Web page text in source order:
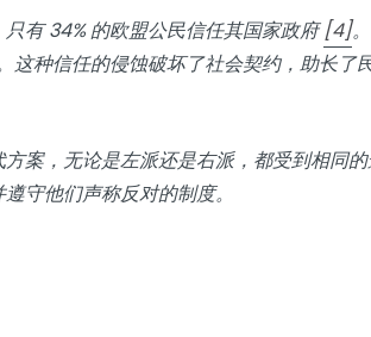
有 34% 的欧盟公民信任其国家政府[4]
这种信任的侵蚀破坏了社会契约，助长了
案，无论是左派还是右派，都受到相同的
守他们声称反对的制度。